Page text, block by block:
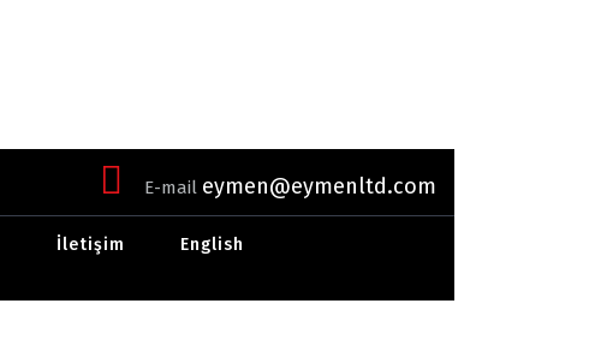
E-mail eymen@eymenltd.com
İletişim English